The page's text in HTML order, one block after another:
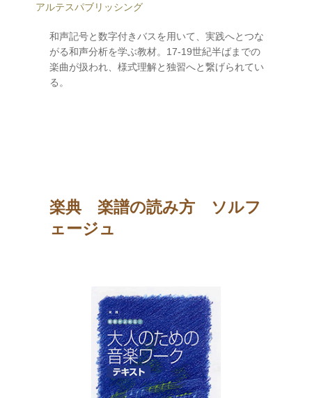
アルテスパブリッシング
和声記号と数字付きバスを用いて、実践へとつな
がる和声分析を学ぶ教材。17-19世紀半ばまでの
楽曲が扱われ、様式理解と独習へと繋げられてい
る。
楽典 楽譜の読み方 ソルフ
ェージュ